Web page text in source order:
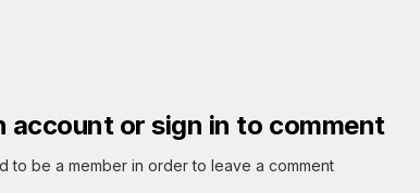
account or sign in to comment
to be a member in order to leave a comment